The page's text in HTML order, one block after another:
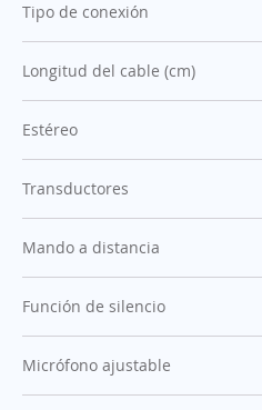
Tipo de conexión
Longitud del cable (cm)
Estéreo
Transductores
Mando a distancia
Función de silencio
Micrófono ajustable